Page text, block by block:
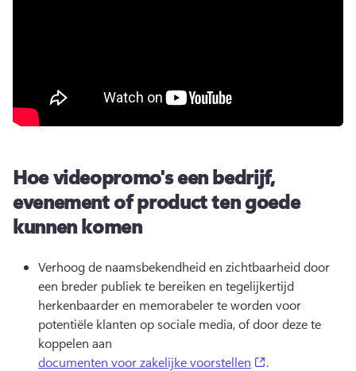
Hoe videopromo's een bedrijf,
evenement of product ten goede
kunnen komen
Verhoog de naamsbekendheid en zichtbaarheid door
een breder publiek te bereiken en tegelijkertijd
herkenbaarder en memorabeler te worden voor
potentiële klanten op sociale media, of door deze te
koppelen aan
documenten voor zakelijke voorstellen
.